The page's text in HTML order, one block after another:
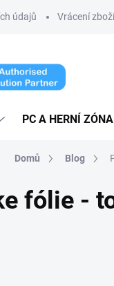
údajů Vrácení
PC A HERNÍ ZÓNA
Domů Blog
fólie -